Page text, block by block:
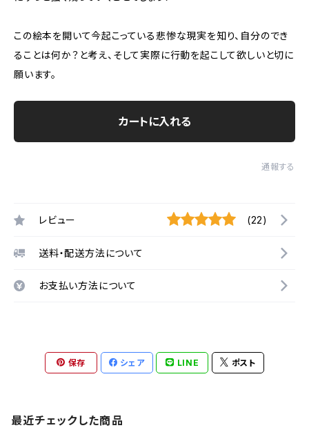
この絵本を開いて今起こっている悲惨な現実を知り、自分のでき
ることは何か？と考え、そして実際に行動を起こして欲しいと切に
願います。
カートに入れる
通報する
レビュー (22)
送料・配送方法について
お支払い方法について
保存 シェア LINE ポスト
最近チェックした商品